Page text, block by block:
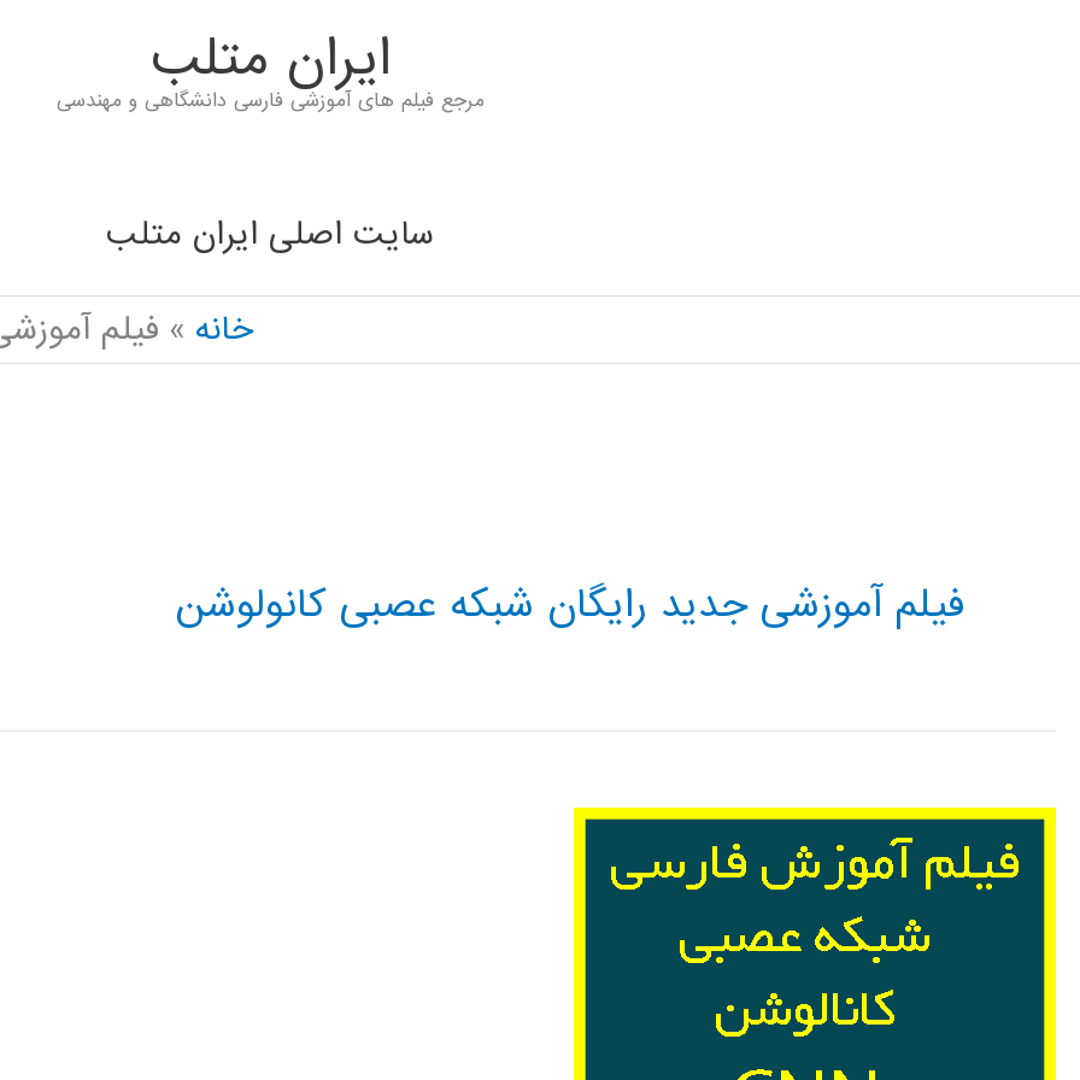
ايران متلب
مرجع فیلم های آموزشی فارسی دانشگاهی و مهندسی
سایت اصلی ایران متلب
خانه
فیلم
فیلم آموزشی جدید رایگان شبکه عصبی کانولوشن